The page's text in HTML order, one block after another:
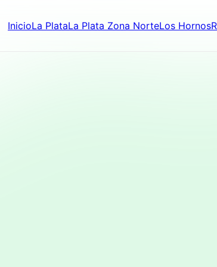
InicioLa PlataLa Plata Zona NorteLos Hornos